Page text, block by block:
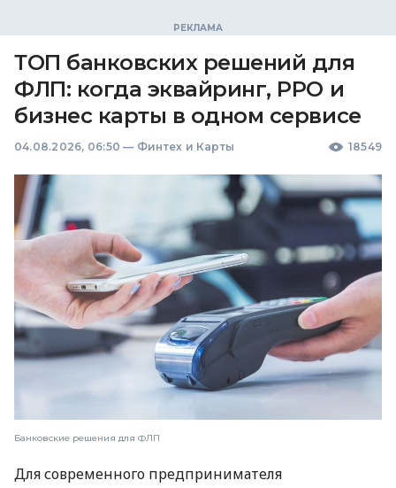
ТОП банковских решений для
ФЛП: когда эквайринг, РРО и
бизнес карты в одном сервисе
04.08.2026, 06:50 — Финтех и Карты 18549
Банковские решения для ФЛП
Для современного предпринимателя